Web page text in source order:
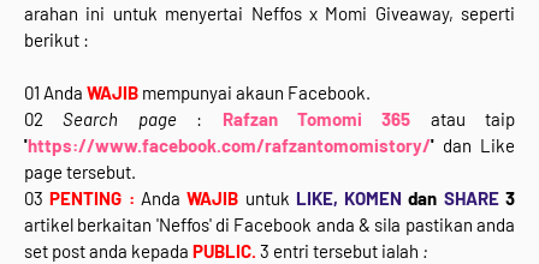
arahan ini untuk menyertai Neffos x Momi Giveaway, seperti
berikut :
01 Anda WAJIB mempunyai akaun Facebook.
02Search page: Rafzan Tomomi 365 atau taip
'https://www.facebook.com/rafzantomomistory/' dan Like
page tersebut.
03PENTING : AndaWAJIB untuk LIKE, KOMEN dan SHARE 3
artikel berkaitan 'Neffos' di Facebook anda & sila pastikan anda
set post anda kepada PUBLIC. 3 entri tersebut ialah :